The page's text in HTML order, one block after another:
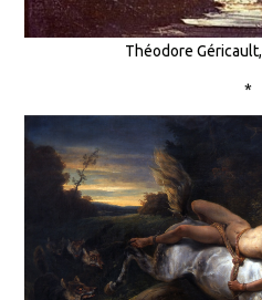
Théodore Géricault,
*